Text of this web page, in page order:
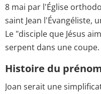
8 mai par l'Église
saint Jean l'Évangéliste,
Le "disciple que Jésus
serpent dans une coupe.
Histoire du
Joan serait une